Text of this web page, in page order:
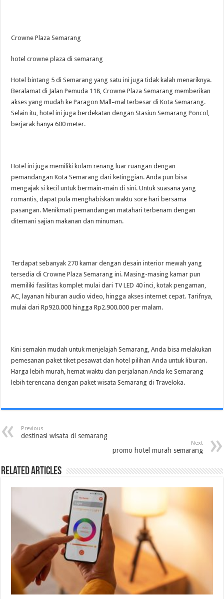
Crowne Plaza Semarang
hotel crowne plaza di semarang
Hotel bintang 5 di Semarang yang satu ini juga tidak kalah menariknya.
Beralamat di Jalan Pemuda 118, Crowne Plaza Semarang memberikan
akses yang mudah ke Paragon Mall–mal terbesar di Kota Semarang.
Selain itu, hotel ini juga berdekatan dengan Stasiun Semarang Poncol,
berjarak hanya 600 meter.
Hotel ini juga memiliki kolam renang luar ruangan dengan
pemandangan Kota Semarang dari ketinggian. Anda pun bisa
mengajak si kecil untuk bermain-main di sini. Untuk suasana yang
romantis, dapat pula menghabiskan waktu sore hari bersama
pasangan. Menikmati pemandangan matahari terbenam dengan
ditemani sajian makanan dan minuman.
Terdapat sebanyak 270 kamar dengan desain interior mewah yang
tersedia di Crowne Plaza Semarang ini. Masing-masing kamar pun
memiliki fasilitas komplet mulai dari TV LED 40 inci, kotak pengaman,
AC, layanan hiburan audio video, hingga akses internet cepat. Tarifnya,
mulai dari Rp920.000 hingga Rp2.900.000 per malam.
Kini semakin mudah untuk menjelajah Semarang, Anda bisa melakukan
pemesanan paket tiket pesawat dan hotel pilihan Anda untuk liburan.
Harga lebih murah, hemat waktu dan perjalanan Anda ke Semarang
lebih terencana dengan paket wisata Semarang di Traveloka.
Previous
destinasi wisata di semarang
Next
promo hotel murah semarang
Related Articles